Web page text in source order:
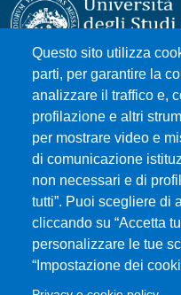
Questo sito utilizza
parti, per garantire la
analizzare il traffico e,
profilazione e altri
per mostrare video e
di comunicazione
non necessari e di
tutti”. Puoi scegliere di
cliccando su “Accetta
personalizzare le tue
“Impostazione dei
Università degli Studi di
Piazza Pugliatti, 1 -
Cod. Fiscale 80004070837
P.IVA 00724160833
Centralino: 090 676 1
MENÙ SOCIAL
MENÙ FOOTER 1
Accessibilità